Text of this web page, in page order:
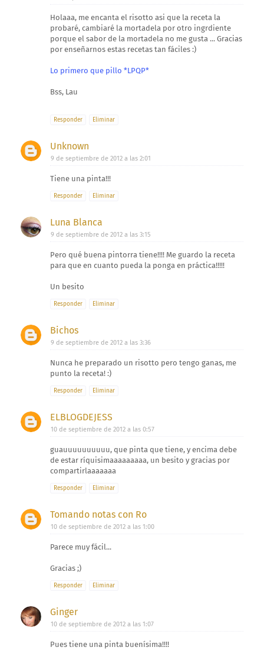
Holaaa, me encanta el risotto asi que la receta la
probaré, cambiaré la mortadela por otro ingrdiente
porque el sabor de la mortadela no me gusta ... Gracias
por enseñarnos estas recetas tan fáciles :)
Lo primero que pillo *LPQP*
Bss, Lau
Responder Eliminar
Unknown
9 de septiembre de 2012 a las 2:01
Tiene una pinta!!!
Responder Eliminar
Luna Blanca
9 de septiembre de 2012 a las 3:15
Pero qué buena pintorra tiene!!!! Me guardo la receta
para que en cuanto pueda la ponga en práctica!!!!!
Un besito
Responder Eliminar
Bichos
9 de septiembre de 2012 a las 3:36
Nunca he preparado un risotto pero tengo ganas, me
punto la receta! :)
Responder Eliminar
ELBLOGDEJESS
10 de septiembre de 2012 a las 0:57
guauuuuuuuuuu, que pinta que tiene, y encima debe
de estar ríquisimaaaaaaaaa, un besito y gracias por
compartirlaaaaaaa
Responder Eliminar
Tomando notas con Ro
10 de septiembre de 2012 a las 1:00
Parece muy fácil...
Gracias ;)
Responder Eliminar
Ginger
10 de septiembre de 2012 a las 1:07
Pues tiene una pinta buenísima!!!!